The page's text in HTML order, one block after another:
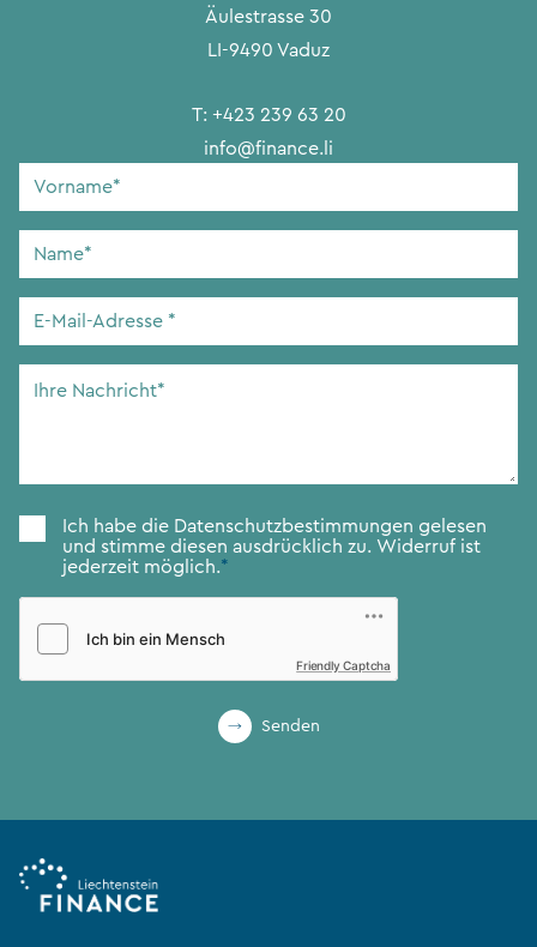
Äulestrasse 30
LI-9490 Vaduz
T: +423 239 63 20
info@finance.li
Vorname
Name
E-
Adresse*
Ihre
Zustimmung*
Ich habe die Datenschutzbestimmungen gelesen
und stimme diesen ausdrücklich zu. Widerruf ist
jederzeit möglich.*
Friendly Captcha
Senden